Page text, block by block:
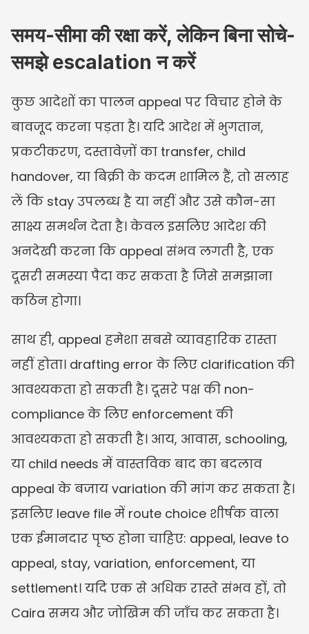
समय-सीमा की रक्षा करें, लेकिन बिना सोचे-
समझे escalation न करें
कुछ आदेशों का पालन appeal पर विचार होने के
बावजूद करना पड़ता है। यदि आदेश में भुगतान,
प्रकटीकरण, दस्तावेज़ों का transfer, child
handover, या बिक्री के कदम शामिल हैं, तो सलाह
लें कि stay उपलब्ध है या नहीं और उसे कौन-सा
साक्ष्य समर्थन देता है। केवल इसलिए आदेश की
अनदेखी करना कि appeal संभव लगती है, एक
दूसरी समस्या पैदा कर सकता है जिसे समझाना
कठिन होगा।
साथ ही, appeal हमेशा सबसे व्यावहारिक रास्ता
नहीं होता। drafting error के लिए clarification की
आवश्यकता हो सकती है। दूसरे पक्ष की non-
compliance के लिए enforcement की
आवश्यकता हो सकती है। आय, आवास, schooling,
या child needs में वास्तविक बाद का बदलाव
appeal के बजाय variation की मांग कर सकता है।
इसलिए leave file में route choice शीर्षक वाला
एक ईमानदार पृष्ठ होना चाहिए: appeal, leave to
appeal, stay, variation, enforcement, या
settlement। यदि एक से अधिक रास्ते संभव हों, तो
Caira समय और जोखिम की जाँच कर सकता है।